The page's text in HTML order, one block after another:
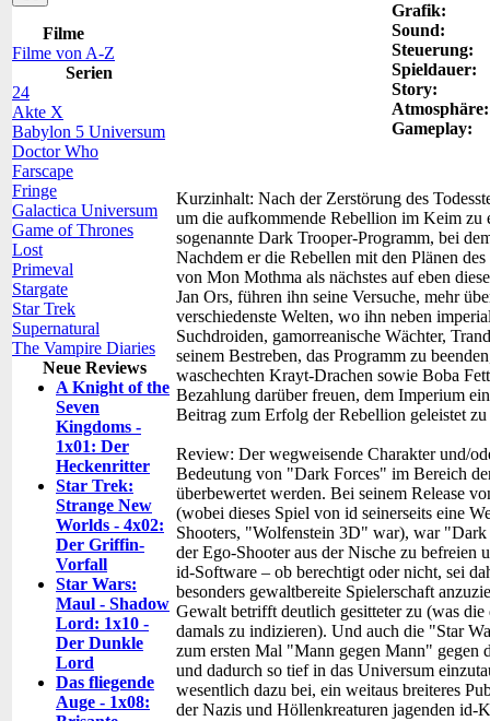
Filme
Filme von A-Z
Serien
24
Akte X
Babylon 5 Universum
Doctor Who
Farscape
Fringe
Galactica Universum
Game of Thrones
Lost
Primeval
Stargate
Star Trek
Supernatural
The Vampire Diaries
Neue Reviews
A Knight of the
Seven
Kingdoms -
1x01: Der
Heckenritter
Star Trek:
Strange New
Worlds - 4x02:
Der Griffin-
Vorfall
Star Wars:
Maul - Shadow
Lord: 1x10 -
Der Dunkle
Lord
Das fliegende
Auge - 1x08:
Grafik:
Sound:
Steuerung:
Spieldauer:
Story:
Atmosphäre:
Gameplay:
Kurzinhalt: Nach der Zerstörung des
um die aufkommende Rebellion im Keim zu
sogenannte Dark Trooper-Programm, bei
Nachdem er die Rebellen mit den Plänen
von Mon Mothma als nächstes auf eben
Jan Ors, führen ihn seine Versuche, mehr
verschiedenste Welten, wo ihn neben
Suchdroiden, gamorreanische Wächter,
seinem Bestreben, das Programm zu
waschechten Krayt-Drachen sowie Boba
Bezahlung darüber freuen, dem Imperium
Beitrag zum Erfolg der Rebellion geleistet
Review: Der wegweisende Charakter und/
Bedeutung von "Dark Forces" im Bereich
überbewertet werden. Bei seinem Release
(wobei dieses Spiel von id seinerseits eine
Shooters, "Wolfenstein 3D" war), war
der Ego-Shooter aus der Nische zu
id-Software – ob berechtigt oder nicht, sei
besonders gewaltbereite Spielerschaft
Gewalt betrifft deutlich gesitteter zu (was
damals zu indizieren). Und auch die "Star
zum ersten Mal "Mann gegen Mann" gegen
und dadurch so tief in das Universum
wesentlich dazu bei, ein weitaus breiteres
der Nazis und Höllenkreaturen jagenden id-